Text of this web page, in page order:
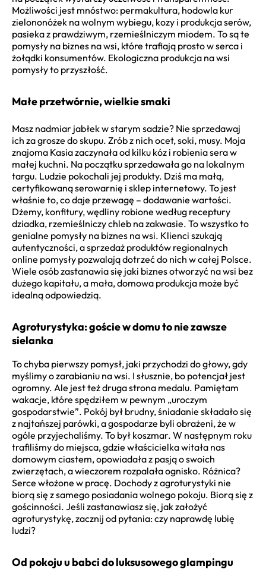
Możliwości jest mnóstwo: permakultura, hodowla kur
zielononóżek na wolnym wybiegu, kozy i produkcja serów,
pasieka z prawdziwym, rzemieślniczym miodem. To są te
pomysły na biznes na wsi, które trafiają prosto w serca i
żołądki konsumentów. Ekologiczna produkcja na wsi
pomysły to przyszłość.
Małe przetwórnie, wielkie smaki
Masz nadmiar jabłek w starym sadzie? Nie sprzedawaj
ich za grosze do skupu. Zrób z nich ocet, soki, musy. Moja
znajoma Kasia zaczynała od kilku kóz i robienia sera w
małej kuchni. Na początku sprzedawała go na lokalnym
targu. Ludzie pokochali jej produkty. Dziś ma małą,
certyfikowaną serowarnię i sklep internetowy. To jest
właśnie to, co daje przewagę – dodawanie wartości.
Dżemy, konfitury, wędliny robione według receptury
dziadka, rzemieślniczy chleb na zakwasie. To wszystko to
genialne pomysły na biznes na wsi. Klienci szukają
autentyczności, a sprzedaż produktów regionalnych
online pomysły pozwalają dotrzeć do nich w całej Polsce.
Wiele osób zastanawia się jaki biznes otworzyć na wsi bez
dużego kapitału, a mała, domowa produkcja może być
idealną odpowiedzią.
Agroturystyka: goście w domu to nie zawsze
sielanka
To chyba pierwszy pomysł, jaki przychodzi do głowy, gdy
myślimy o zarabianiu na wsi. I słusznie, bo potencjał jest
ogromny. Ale jest też druga strona medalu. Pamiętam
wakacje, które spędziłem w pewnym „uroczym
gospodarstwie”. Pokój był brudny, śniadanie składało się
z najtańszej parówki, a gospodarze byli obrażeni, że w
ogóle przyjechaliśmy. To był koszmar. W następnym roku
trafiliśmy do miejsca, gdzie właścicielka witała nas
domowym ciastem, opowiadała z pasją o swoich
zwierzętach, a wieczorem rozpalała ognisko. Różnica?
Serce włożone w pracę. Dochody z agroturystyki nie
biorą się z samego posiadania wolnego pokoju. Biorą się z
gościnności. Jeśli zastanawiasz się, jak założyć
agroturystykę, zacznij od pytania: czy naprawdę lubię
ludzi?
Od pokoju u babci do luksusowego glampingu